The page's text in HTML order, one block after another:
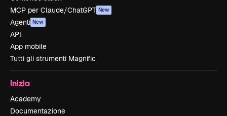
MCP per Claude/ChatGPT New
Agenti New
API
App mobile
Tutti gli strumenti Magnific
Inizia
Academy
Documentazione